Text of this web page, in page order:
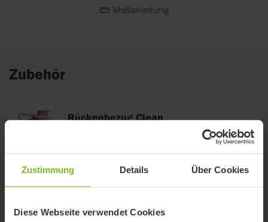
Zustimmung Details Über Cookies
Diese Webseite verwendet Cookies
Maßanleitung
Zubehör
Rückenbezug Clean
Seitenpelotten
mehr Stabilität. Nicht in Kombination mit